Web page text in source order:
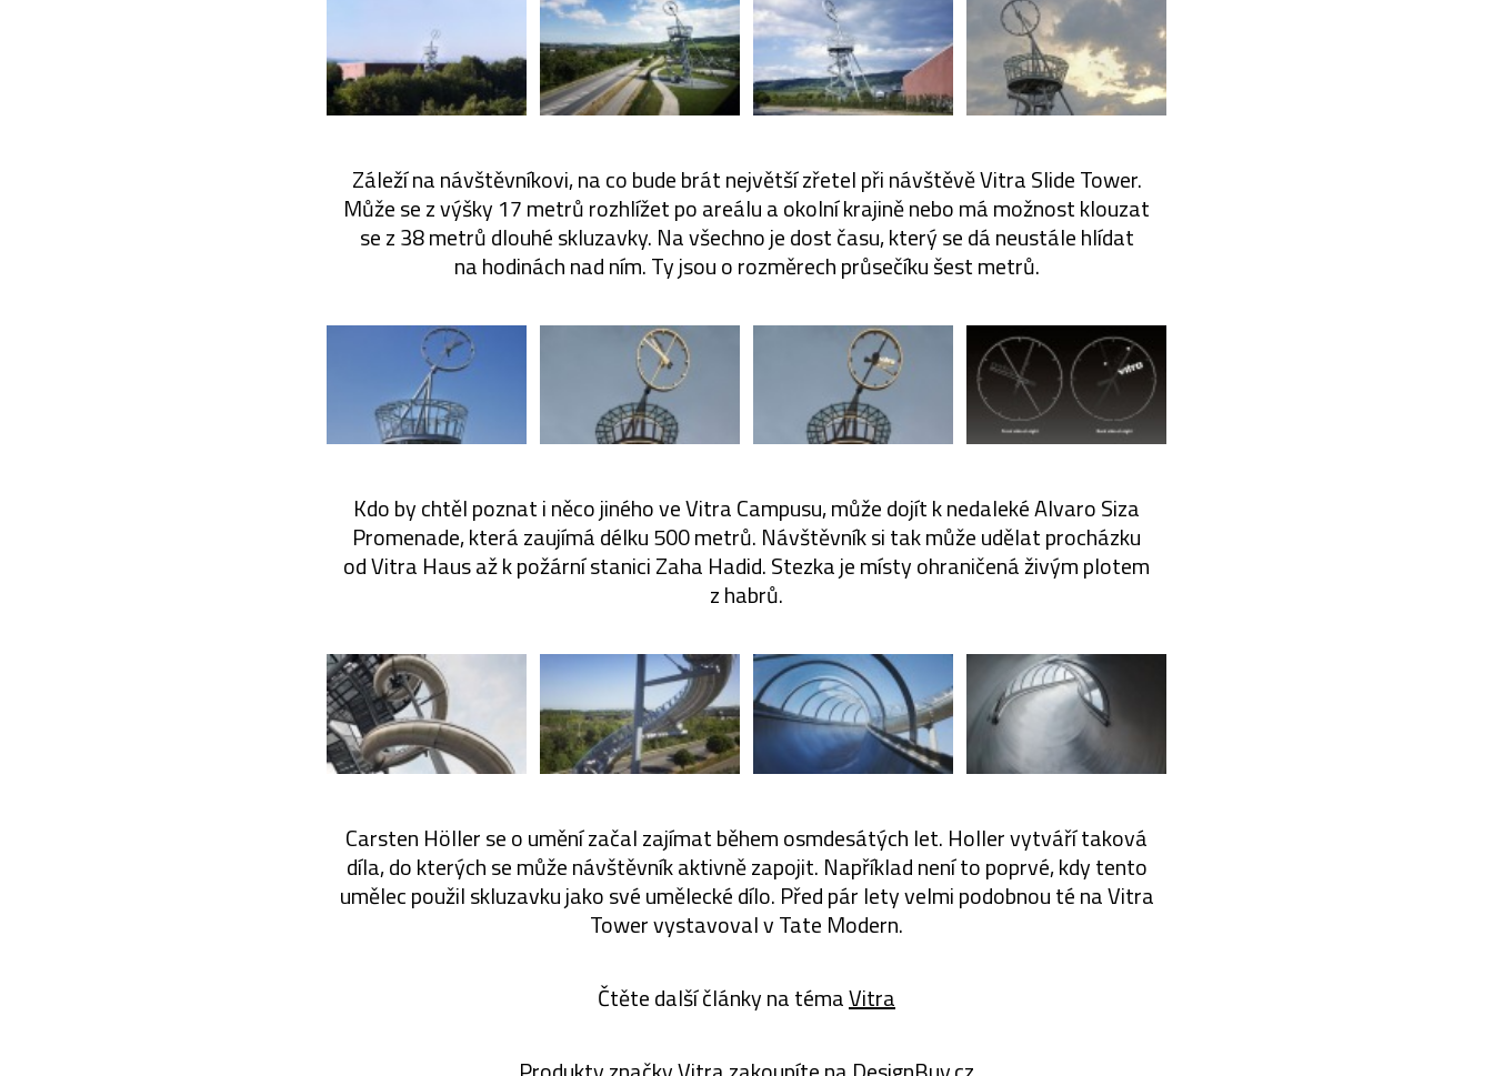
Záleží na návštěvníkovi, na co bude brát největší zřetel při návštěvě Vitra Slide Tower.
Může se z výšky 17 metrů rozhlížet po areálu a okolní krajině nebo má možnost klouzat
se z 38 metrů dlouhé skluzavky. Na všechno je dost času, který se dá neustále hlídat
na hodinách nad ním. Ty jsou o rozměrech průsečíku šest metrů.
Kdo by chtěl poznat i něco jiného ve Vitra Campusu, může dojít k nedaleké Alvaro Siza
Promenade, která zaujímá délku 500 metrů. Návštěvník si tak může udělat procházku
od Vitra Haus až k požární stanici Zaha Hadid. Stezka je místy ohraničená živým plotem
z habrů.
Carsten Höller se o umění začal zajímat během osmdesátých let. Holler vytváří taková
díla, do kterých se může návštěvník aktivně zapojit. Například není to poprvé, kdy tento
umělec použil skluzavku jako své umělecké dílo. Před pár lety velmi podobnou té na Vitra
Tower vystavoval v Tate Modern.
Čtěte další články na témaVitra